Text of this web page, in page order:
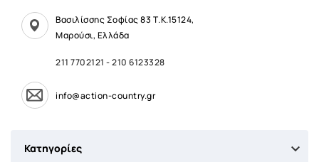
Βασιλίσσης Σοφίας 83 Τ.Κ.15124,
Μαρούσι, Ελλάδα
211 7702121 -210 6123328
info@action-country.gr
Κατηγορίες 